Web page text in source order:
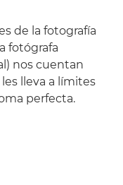
de la fotografía
fotógrafa
nos cuentan
lleva a límites
perfecta.